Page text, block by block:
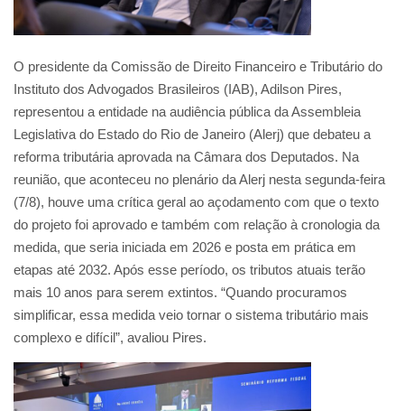
O presidente da Comissão de Direito Financeiro e Tributário do
Instituto dos Advogados Brasileiros (IAB), Adilson Pires,
representou a entidade na audiência pública da Assembleia
Legislativa do Estado do Rio de Janeiro (Alerj) que debateu a
reforma tributária aprovada na Câmara dos Deputados. Na
reunião, que aconteceu no plenário da Alerj nesta segunda-feira
(7/8), houve uma crítica geral ao açodamento com que o texto
do projeto foi aprovado e também com relação à cronologia da
medida, que seria iniciada em 2026 e posta em prática em
etapas até 2032. Após esse período, os tributos atuais terão
mais 10 anos para serem extintos. “Quando procuramos
simplificar, essa medida veio tornar o sistema tributário mais
complexo e difícil”, avaliou Pires.